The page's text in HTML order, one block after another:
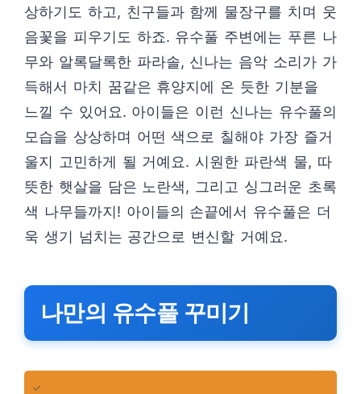
상하기도 하고, 친구들과 함께 물장구를 치며 웃
음꽃을 피우기도 하죠. 유수풀 주변에는 푸른 나
무와 알록달록한 파라솔, 신나는 음악 소리가 가
득해서 마치 꿈같은 휴양지에 온 듯한 기분을
느낄 수 있어요. 아이들은 이런 신나는 유수풀의
모습을 상상하며 어떤 색으로 칠해야 가장 즐거
울지 고민하게 될 거예요. 시원한 파란색 물, 따
뜻한 햇살을 담은 노란색, 그리고 싱그러운 초록
색 나무들까지! 아이들의 손끝에서 유수풀은 더
욱 생기 넘치는 공간으로 변신할 거예요.
나만의 유수풀 꾸미기
✓